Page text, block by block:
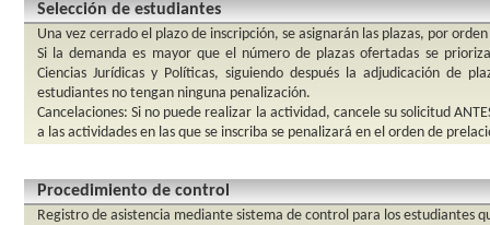
Selección de estudiantes
Una vez cerrado el plazo de inscripción, se asignarán las plazas, por
Si la demanda es mayor que el número de plazas ofertadas se
Ciencias Jurídicas y Políticas, siguiendo después la adjudicación de
estudiantes no tengan ninguna penalización.
Cancelaciones: Si no puede realizar la actividad, cancele su solicitud
a las actividades en las que se inscriba se penalizará en el orden de
Procedimiento de control
Registro de asistencia mediante sistema de control para los estudiantes